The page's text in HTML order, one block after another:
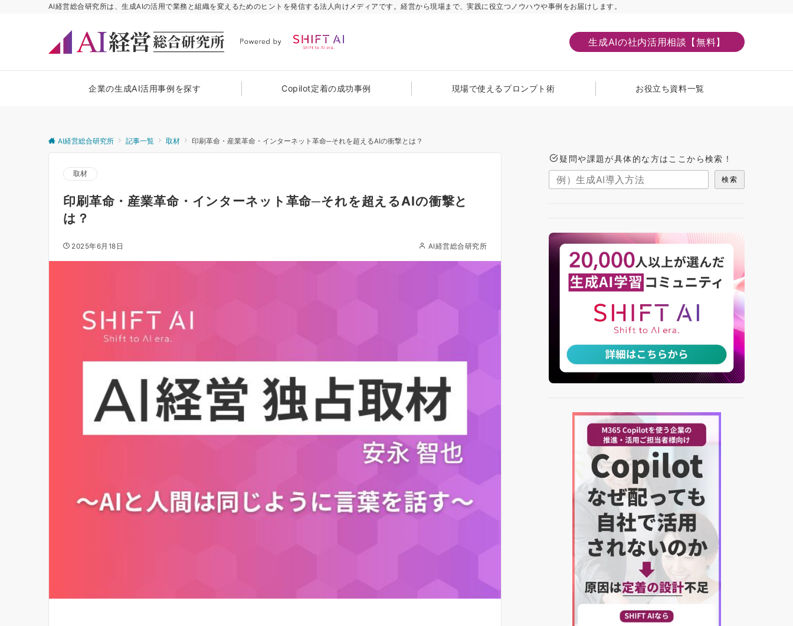
AI経営総合研究所は、生成AIの活用で業務と組織を変えるためのヒントを発信する法人向けメディアです。経営から現場まで、実践に役立つノウハウや事例をお届けします。
生成AIの社内活用相談【無料】
企業の生成AI活用事例を探す Copilot定着の成功事例 現場で使えるプロンプト術 お役立ち資料一覧
AI経営総合研究所 記事一覧 取材 印刷革命・産業革命・インターネット革命─それを超えるAIの衝撃とは？
取材
印刷革命・産業革命・インターネット革命─それを超えるAIの衝撃と
は？
2025年6月18日 AI経営総合研究所
疑問や課題が具体的な方はここから検索！
検索